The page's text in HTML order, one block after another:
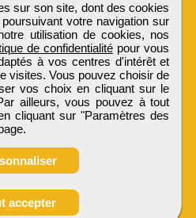
ses
sur son site, dont des cookies
votre navigation sur
utilisation de cookies, nos
de confidentialité pour vous
à vos centres d'intérêt et
visites. Vous pouvez choisir de
vos choix en cliquant sur le
ailleurs, vous pouvez à tout
cliquant sur "Paramètres des
accepter